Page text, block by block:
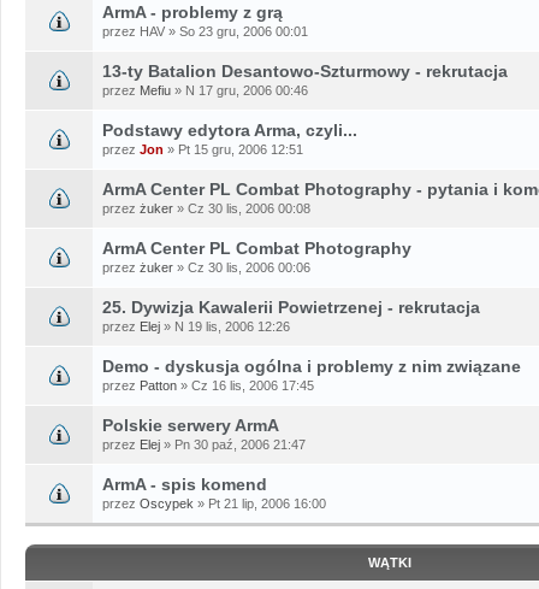
ArmA - problemy z grą
przez HAV » So 23 gru, 2006 00:01
13-ty Batalion Desantowo-Szturmowy - rekrutacja
przez Mefiu » N 17 gru, 2006 00:46
Podstawy edytora Arma, czyli...
przez Jon » Pt 15 gru, 2006 12:51
ArmA Center PL Combat Photography - pytania i
przez żuker » Cz 30 lis, 2006 00:08
ArmA Center PL Combat Photography
przez żuker » Cz 30 lis, 2006 00:06
25. Dywizja Kawalerii Powietrzenej - rekrutacja
przez Elej » N 19 lis, 2006 12:26
Demo - dyskusja ogólna i problemy z nim związane
przez Patton » Cz 16 lis, 2006 17:45
Polskie serwery ArmA
przez Elej » Pn 30 paź, 2006 21:47
ArmA - spis komend
przez Oscypek » Pt 21 lip, 2006 16:00
WĄTKI